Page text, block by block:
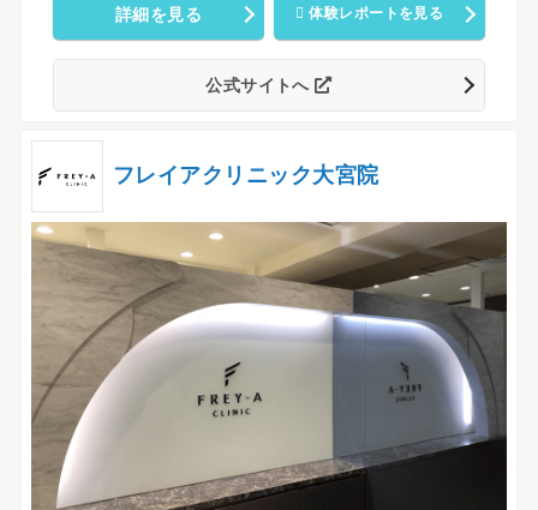
詳細を見る 体験レポートを見る
公式サイトへ
フレイアクリニック大宮院